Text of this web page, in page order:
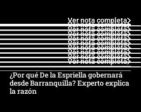
Ver nota completa
Ver nota completa
Ver nota completa
Ver nota completa
Ver nota completa
Ver nota completa
Ver nota completa
Ver nota completa
Ver nota completa
Ver nota completa
¿Por qué De la Espriella gobernará
desde Barranquilla? Experto explica
la razón